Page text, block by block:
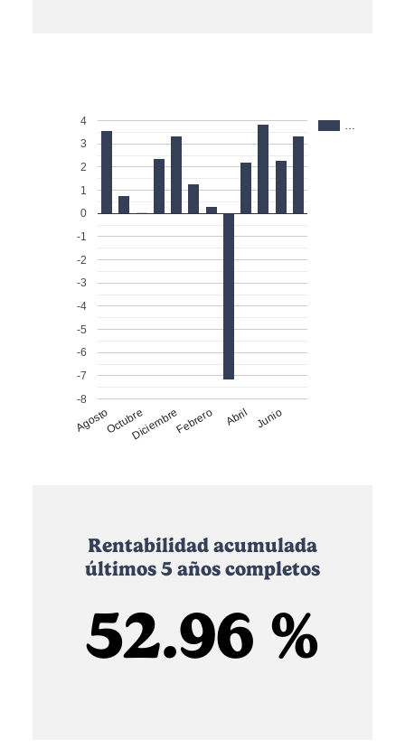
AgostoOctubreDiciembreFebrero Abril Junio
-8
-7
-6
-5
-4
-3
-2
-1
0
1
2
3
4
Rentabilidad acumulada
últimos 5 años completos
52.96 %